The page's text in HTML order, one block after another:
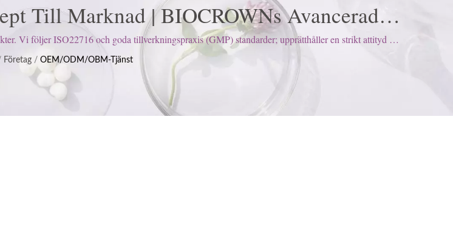
Till Marknad | BIOCROWNs Avancerade
System & Kvalitetskontroll
Vi följer ISO22716 och goda tillverkningspraxis (GMP) standarder; upprätthåller en strikt attityd för
kundernas förväntningar.
Företag / OEM/ODM/OBM-Tjänst